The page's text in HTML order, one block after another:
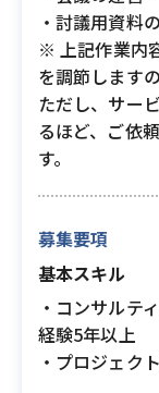
・討議用資料
※ 上記作業内
を調節しますの
ただし、サー
るほど、ご依
す。
募集要項
基本スキル
・コンサルテ
経験5年以上
・プロジェク